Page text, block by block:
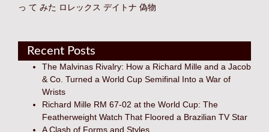
っ て みた ロレックス デイトナ 偽物
Recent Posts
The Malvinas Rivalry: How a Richard Mille and a Jacob
& Co. Turned a World Cup Semifinal Into a War of
Wrists
Richard Mille RM 67-02 at the World Cup: The
Featherweight Watch That Floored a Brazilian TV Star
A Clash of Forms and Styles